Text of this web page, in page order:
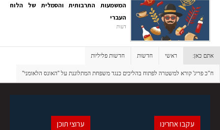
המשמעות התרבותית והסמלית של הלוח
העברי
דעות
אתם כאן: ראשי חדשות חדשות פליליות
ח"כ פריג' קורא למשטרה לפתוח בהליכים כנגד משפחת המתלוננת על ''האונס הלאומני''
ערוצי תוכן עקבו אחרינו